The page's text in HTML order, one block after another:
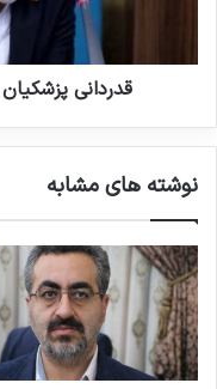
ر
ر
ک
ش
و
ر
ز
ن
ا
«
پ
ر
س
ت
قدردانی پزشکیان
نوشته های مشابه